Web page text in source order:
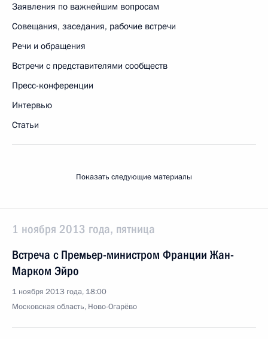
Заявления по важнейшим вопросам
Совещания, заседания, рабочие встречи
Речи и обращения
Встречи с представителями сообществ
Пресс-конференции
Интервью
Статьи
Показать следующие материалы
1 ноября 2013 года, пятница
Встреча с Премьер-министром Франции Жан-
Марком Эйро
1 ноября 2013 года, 18:00
Московская область, Ново-Огарёво